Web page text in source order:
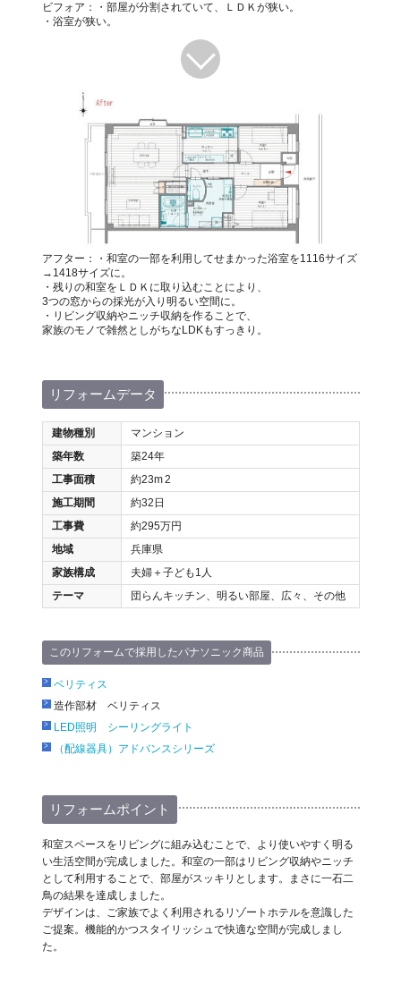
ビフォア：・部屋が分割されていて、ＬＤＫが狭い。
・浴室が狭い。
アフター：・和室の一部を利用してせまかった浴室を1116サイズ
→1418サイズに。
・残りの和室をＬＤＫに取り込むことにより、
3つの窓からの採光が入り明るい空間に。
・リビング収納やニッチ収納を作ることで、
家族のモノで雑然としがちなLDKもすっきり。
リフォームデータ
建物種別
マンション
築年数
築24年
工事面積
約23m2
施工期間
約32日
工事費
約295万円
地域
兵庫県
家族構成
夫婦＋子ども1人
テーマ
団らんキッチン、明るい部屋、広々、その他
このリフォームで採用したパナソニック商品
ベリティス
造作部材 ベリティス
LED照明 シーリングライト
（配線器具）アドバンスシリーズ
リフォームポイント
和室スペースをリビングに組み込むことで、より使いやすく明る
い生活空間が完成しました。和室の一部はリビング収納やニッチ
として利用することで、部屋がスッキリとします。まさに一石二
鳥の結果を達成しました。
デザインは、ご家族でよく利用されるリゾートホテルを意識した
ご提案。機能的かつスタイリッシュで快適な空間が完成しまし
た。